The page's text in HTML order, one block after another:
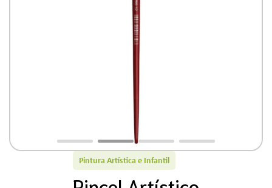
Pintura Artística e Infantil